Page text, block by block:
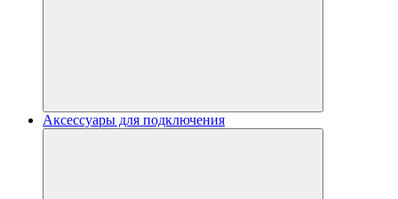
Аксессуары для подключения